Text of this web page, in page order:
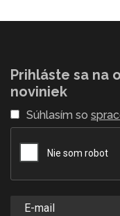
Prihláste sa na
noviniek
Súhlasím so